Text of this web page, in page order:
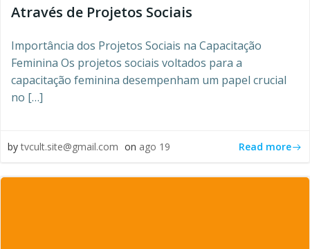
Através de Projetos Sociais
Importância dos Projetos Sociais na Capacitação
Feminina Os projetos sociais voltados para a
capacitação feminina desempenham um papel crucial
no […]
by tvcult.site@gmail.com on ago 19 Read more